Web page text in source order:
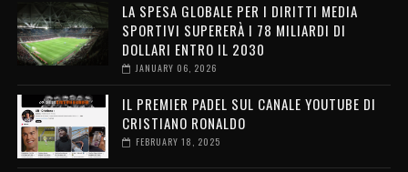
LA SPESA GLOBALE PER I DIRITTI MEDIA
SPORTIVI SUPERERÀ I 78 MILIARDI DI
DOLLARI ENTRO IL 2030
JANUARY 06, 2026
IL PREMIER PADEL SUL CANALE YOUTUBE DI
CRISTIANO RONALDO
FEBRUARY 18, 2025